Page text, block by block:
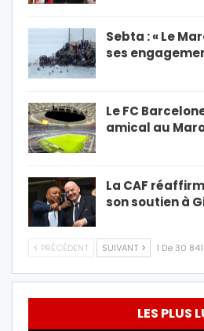
Sebta : « Le
ses
Le FC
amical au
La CAF
son soutien à
PRÉCÉDENT SUIVANT 1 De 30 841
LES PLUS